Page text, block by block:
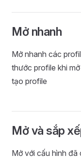
Mở nhanh
Mở nhanh các
thước profile khi
tạo profile
Mở và sắp
Mở với cấu hình đã